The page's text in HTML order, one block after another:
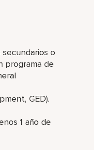
o
programa de
GED).
1 año de